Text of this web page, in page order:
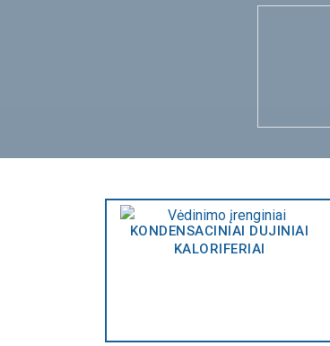
KONDENSACINIAI DUJINIAI
KALORIFERIAI